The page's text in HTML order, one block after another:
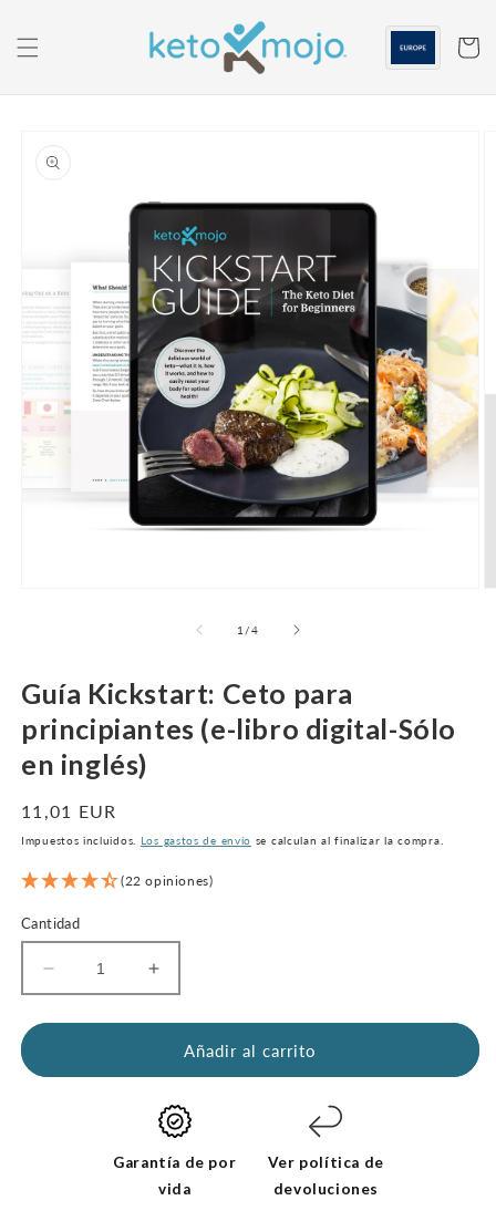
contenido
Carrito
sobre el
1 /de
4
Guía Kickstart: Ceto para
principiantes (e-libro digital-Sólo
en inglés)
Precio
normal
11,01 EUR
Impuestos incluidos. Los gastos de envío se calculan al finalizar la compra.
(22 opiniones)
Cantidad
Disminuir
la
cantidad
principiantes
Aumentar
la
cantidad
Keto
for
Beginners
(e-
Añadir al carrito
Garantía de por
vida
Ver política de
devoluciones